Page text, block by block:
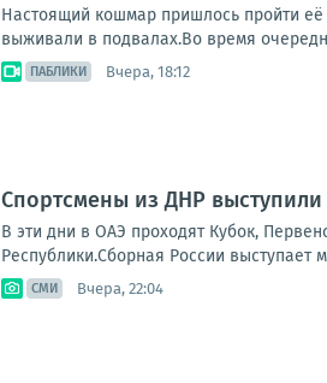
Настоящий кошмар пришлось пройти
выживали в подвалах.Во время
ПАБЛИКИ Вчера, 18:12
Спортсмены из ДНР
В эти дни в ОАЭ проходят Кубок,
Республики.Сборная России выступает
СМИ Вчера, 22:04